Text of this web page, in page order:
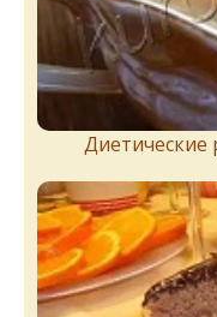
Диетические